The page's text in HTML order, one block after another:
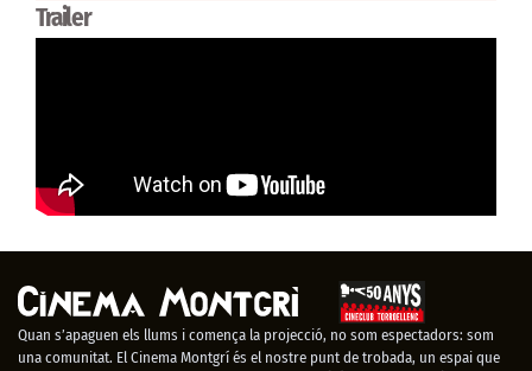
Trailer
Quan s’apaguen els llums i comença la projecció, no som espectadors: som
una comunitat. El Cinema Montgrí és el nostre punt de trobada, un espai que